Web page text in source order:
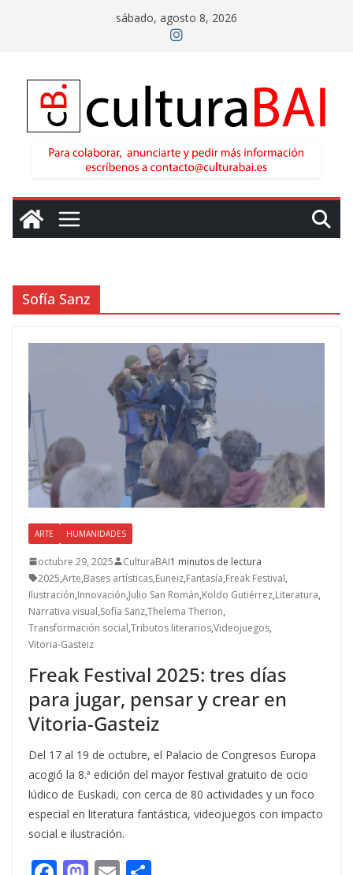
sábado, agosto 8, 2026
Sofía Sanz
ARTE HUMANIDADES
octubre 29, 2025 CulturaBAI1 minutos de lectura
2025,Arte,Bases artísticas,Euneiz,Fantasía,Freak Festival,
Ilustración,Innovación,Julio San Román,Koldo Gutiérrez,Literatura,
Narrativa visual,Sofía Sanz,Thelema Therion,
Transformación social,Tributos literarios,Videojuegos,
Vitoria-Gasteiz
Freak Festival 2025: tres días
para jugar, pensar y crear en
Vitoria-Gasteiz
Del 17 al 19 de octubre, el Palacio de Congresos Europa
acogió la 8.ª edición del mayor festival gratuito de ocio
lúdico de Euskadi, con cerca de 80 actividades y un foco
especial en literatura fantástica, videojuegos con impacto
social e ilustración.